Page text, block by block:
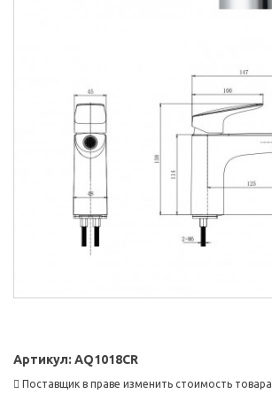
Артикул: AQ1018CR
Поставщик в праве изменить стоимость товара